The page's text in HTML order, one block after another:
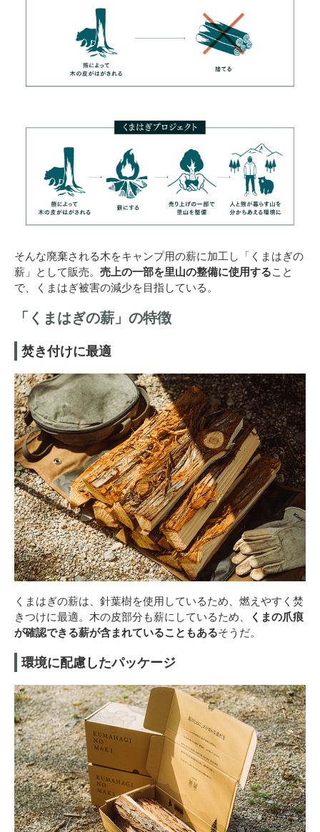
そんな廃棄される木をキャンプ用の薪に加工し「くまはぎの
薪」として販売。 売上の一部を里山の整備に使用すること
で、くまはぎ被害の減少を目指している。
「くまはぎの薪」の特徴
焚き付けに最適
くまはぎの薪は、針葉樹を使用しているため、燃えやすく焚
きつけに最適。木の皮部分も薪にしているため、
くまの爪痕
が確認できる薪が含まれていることもあるそうだ。
環境に配慮したパッケージ